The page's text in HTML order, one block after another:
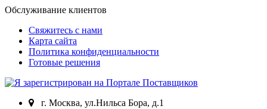
Обслуживание клиентов
Свяжитесь с нами
Карта сайта
Политика конфиденциальности
Готовые решения
г. Москва, ул.Нильса Бора, д.1